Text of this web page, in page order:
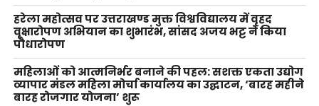
हरेला महोत्सव पर उत्तराखण्ड मुक्त विश्वविद्यालय में वृहद
वृक्षारोपण अभियान का शुभारंभ, सांसद अजय भट्ट ने किया
पौधारोपण
महिलाओं को आत्मनिर्भर बनाने की पहल: सशक्त एकता उद्योग
व्यापार मंडल महिला मोर्चा कार्यालय का उद्घाटन, ‘बारह महीने
बारह रोजगार योजना’ शुरू